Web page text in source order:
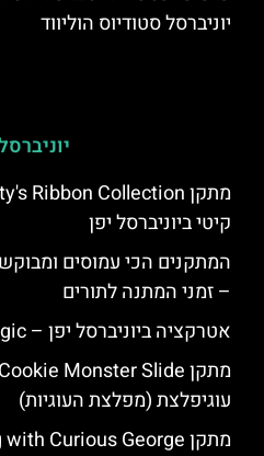
יוניברסל סטודיוס הוליווד
קיטי ביוניברסל יפן
המתקנים הכי עמוסים
– זמני המתנה לתורים
אטרקציה ביוניברסל יפן – Wand Magic
עוגיפלצת (מפלצת העוגיות)
מתקן Playing with Curious George™ ביוניברסל יפן